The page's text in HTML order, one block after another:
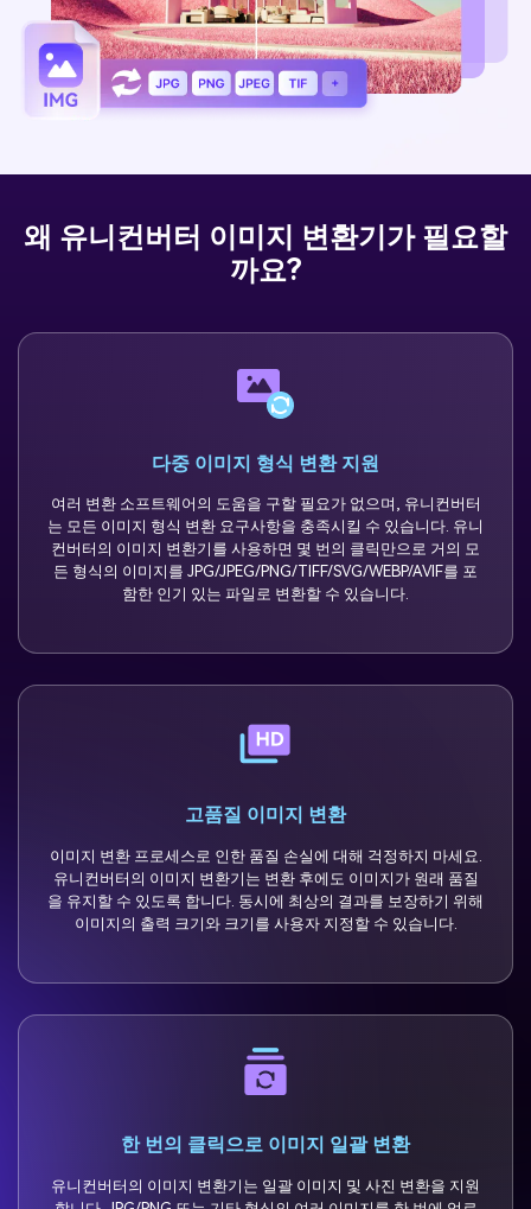
동영상 자르기
DVD / CD 사용자
카메라 사용자
기술 사양
지원되는 형식, 장치 및 GPU의 전체 목록.
새로운 정보
왜 유니컨버터 이미지 변환기가 필요할
까요?
다중 이미지 형식 변환 지원
여러 변환 소프트웨어의 도움을 구할 필요가 없으며, 유니컨버터
는 모든 이미지 형식 변환 요구사항을 충족시킬 수 있습니다. 유니
컨버터의 이미지 변환기를 사용하면 몇 번의 클릭만으로 거의 모
든 형식의 이미지를 JPG/JPEG/PNG/TIFF/SVG/WEBP/AVIF를 포
함한 인기 있는 파일로 변환할 수 있습니다.
고품질 이미지 변환
이미지 변환 프로세스로 인한 품질 손실에 대해 걱정하지 마세요.
유니컨버터의 이미지 변환기는 변환 후에도 이미지가 원래 품질
을 유지할 수 있도록 합니다. 동시에 최상의 결과를 보장하기 위해
이미지의 출력 크기와 크기를 사용자 지정할 수 있습니다.
한 번의 클릭으로 이미지 일괄 변환
유니컨버터의 이미지 변환기는 일괄 이미지 및 사진 변환을 지원